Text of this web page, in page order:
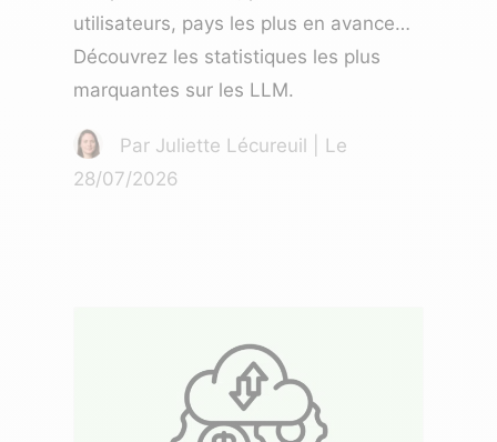
utilisateurs, pays les plus en avance…
Découvrez les statistiques les plus
marquantes sur les LLM.
Par Juliette Lécureuil | Le
28/07/2026